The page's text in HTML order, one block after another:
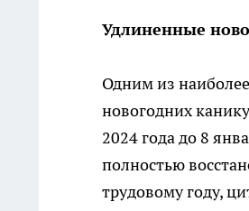
Удлиненные
Одним из
новогодних
2024 года до 8
полностью
трудовому году,